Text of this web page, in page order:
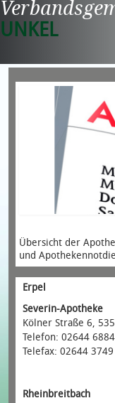
UNKEL
Tourismus & Freizeit
Meine Gemeinde
Übersicht der
und
Erpel
Severin-Apotheke
Kölner Straße 6,
Telefon: 02644 6884
Telefax: 02644 3749
Rheinbreitbach